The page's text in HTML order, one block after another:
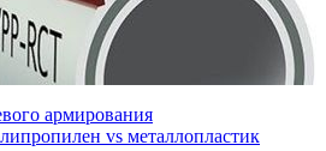
армирования
vs металлопластик